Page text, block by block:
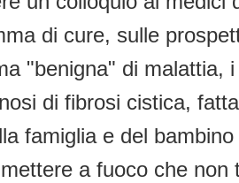
di cure, sulle
"benigna" di malattia,
di fibrosi cistica,
famiglia e del
a fuoco che non